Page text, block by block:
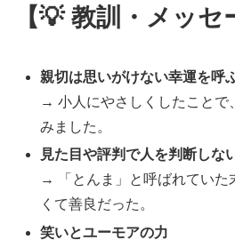
【💡 教訓・メッセ
親切は思いがけない幸運を呼
→ 小人にやさしくしたことで
みました。
見た目や評判で人を判断しな
→ 「とんま」と呼ばれていた
くて善良だった。
笑いとユーモアの力